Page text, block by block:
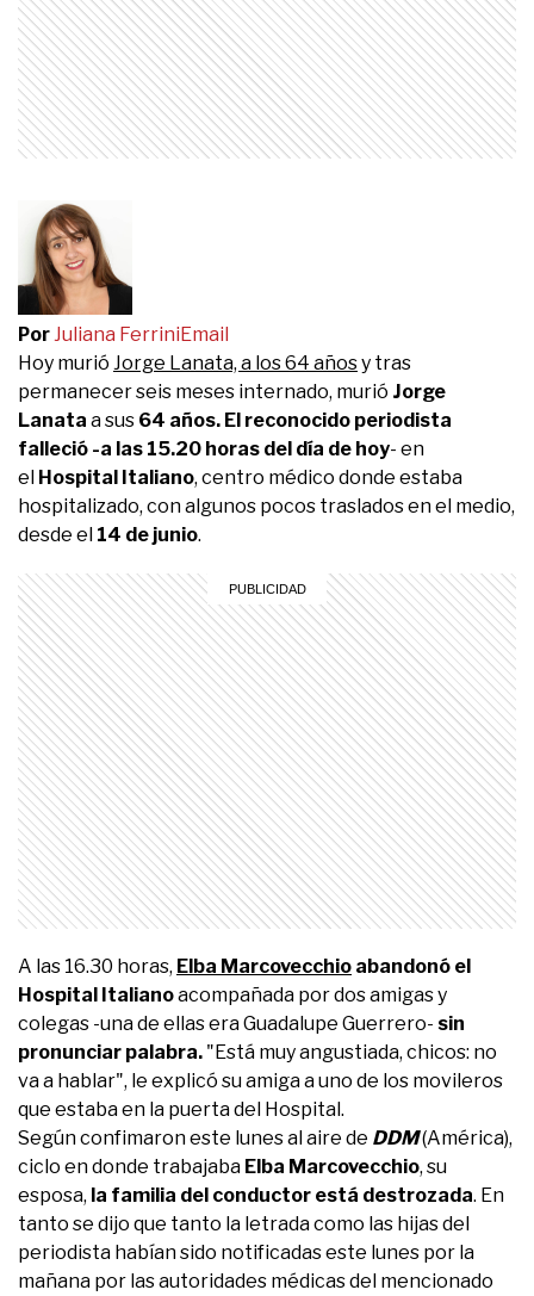
Por Juliana FerriniEmail
Hoy murió Jorge Lanata, a los 64 añosy tras
permanecer seis meses internado, murió Jorge
Lanata a sus 64 años. El reconocido periodista
falleció -a las 15.20 horas del día de hoy- en
el Hospital Italiano, centro médico donde estaba
hospitalizado, con algunos pocos traslados en el medio,
desde el 14 de junio.
A las 16.30 horas, Elba Marcovecchio abandonó el
Hospital Italianoacompañada por dos amigas y
colegas -una de ellas era Guadalupe Guerrero- sin
pronunciar palabra. "Está muy angustiada, chicos: no
va a hablar", le explicó su amiga a uno de los movileros
que estaba en la puerta del Hospital.
Según confimaron este lunes al aire de DDM(América),
ciclo en donde trabajaba Elba Marcovecchio, su
esposa, la familia del conductor está destrozada. En
tanto se dijo que tanto la letrada como las hijas del
periodista habían sido notificadas este lunes por la
mañana por las autoridades médicas del mencionado